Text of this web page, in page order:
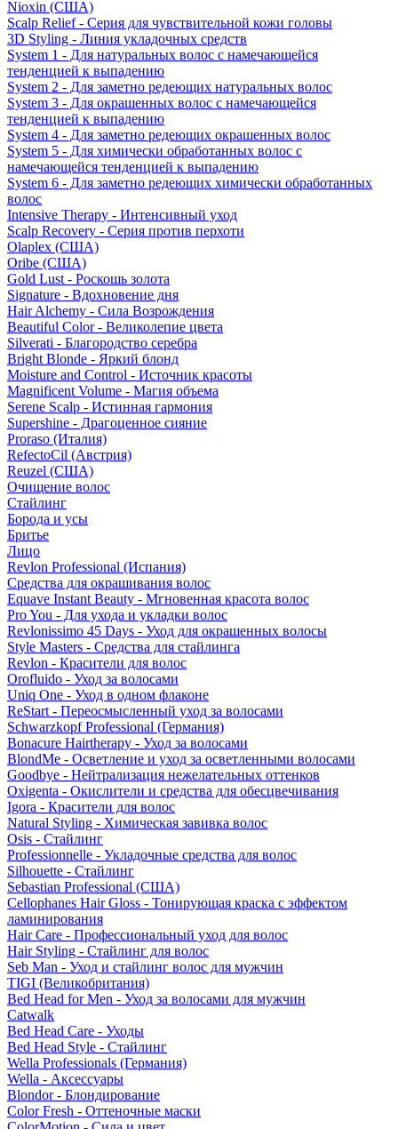
Nioxin (США)
Scalp Relief - Серия для чувствительной кожи головы
3D Styling - Линия укладочных средств
System 1 - Для натуральных волос с намечающейся
тенденцией к выпадению
System 2 - Для заметно редеющих натуральных волос
System 3 - Для окрашенных волос с намечающейся
тенденцией к выпадению
System 4 - Для заметно редеющих окрашенных волос
System 5 - Для химически обработанных волос с
намечающейся тенденцией к выпадению
System 6 - Для заметно редеющих химически обработанных
волос
Intensive Therapy - Интенсивный уход
Scalp Recovery - Серия против перхоти
Olaplex (США)
Oribe (США)
Gold Lust - Роскошь золота
Signature - Вдохновение дня
Hair Alchemy - Сила Возрождения
Beautiful Color - Великолепие цвета
Silverati - Благородство серебра
Bright Blonde - Яркий блонд
Moisture and Control - Источник красоты
Magnificent Volume - Магия объема
Serene Scalp - Истинная гармония
Supershine - Драгоценное сияние
Proraso (Италия)
RefectoCil (Австрия)
Reuzel (США)
Очищение волос
Стайлинг
Борода и усы
Бритье
Лицо
Revlon Professional (Испания)
Средства для окрашивания волос
Equave Instant Beauty - Мгновенная красота волос
Pro You - Для ухода и укладки волос
Revlonissimo 45 Days - Уход для окрашенных волосы
Style Masters - Средства для стайлинга
Revlon - Красители для волос
Orofluido - Уход за волосами
Uniq One - Уход в одном флаконе
ReStart - Переосмысленный уход за волосами
Schwarzkopf Professional (Германия)
Bonacure Hairtherapy - Уход за волосами
BlondMe - Осветление и уход за осветленными волосами
Goodbye - Нейтрализация нежелательных оттенков
Oxigenta - Окислители и средства для обесцвечивания
Igora - Красители для волос
Natural Styling - Химическая завивка волос
Osis - Стайлинг
Professionnelle - Укладочные средства для волос
Silhouette - Стайлинг
Sebastian Professional (США)
Cellophanes Hair Gloss - Тонирующая краска с эффектом
ламинирования
Hair Care - Профессиональный уход для волос
Hair Styling - Стайлинг для волос
Seb Man - Уход и стайлинг волос для мужчин
TIGI (Великобритания)
Bed Head for Men - Уход за волосами для мужчин
Catwalk
Bed Head Care - Уходы
Bed Head Style - Стайлинг
Wella Professionals (Германия)
Wella - Аксессуары
Blondor - Блондирование
Color Fresh - Оттеночные маски